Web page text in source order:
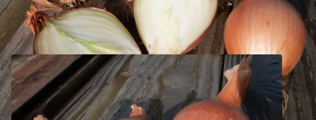
Accueil > Produits > Graines Légumes > Oignons >
Oignon Densité Jaune Bio